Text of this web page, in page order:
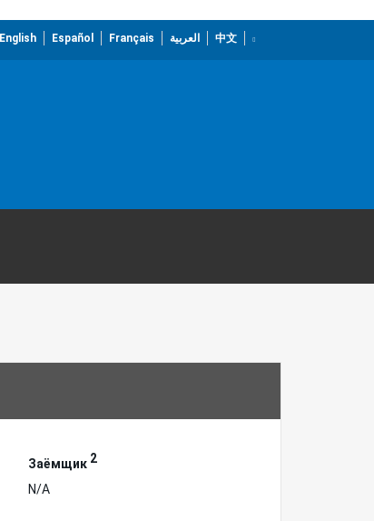
English Español Français العربية 中文
Заёмщик 2
N/A